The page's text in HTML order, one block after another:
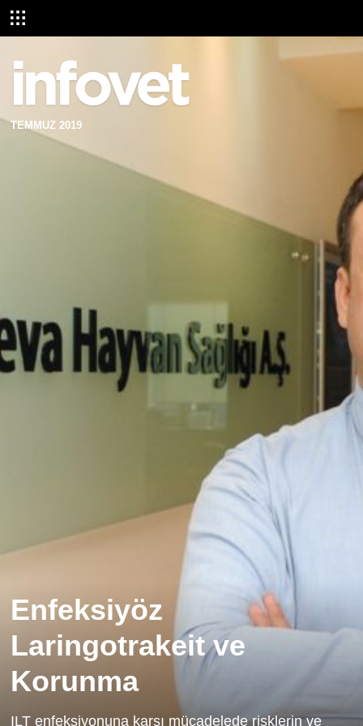
TEMMUZ 2019
Enfeksiyöz
Laringotrakeit ve
Korunma
ILT enfeksiyonuna karşı mücadelede risklerin ve